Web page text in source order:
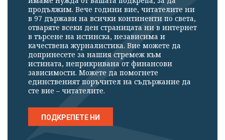
продължим. Вече години вие, читателите ни
в 97 държави на всички континенти по света,
отваряте всеки ден страницата ни в интернет
в търсене на истинска, независима и
качествена журналистика. Вие можете да
допринесете за нашия стремеж към
истината, неприкривана от финансови
зависимости. Можете да помогнете
единственият поръчител на съдържание да
сте вие – читателите.
ПОДКРЕПЕТЕ НИ